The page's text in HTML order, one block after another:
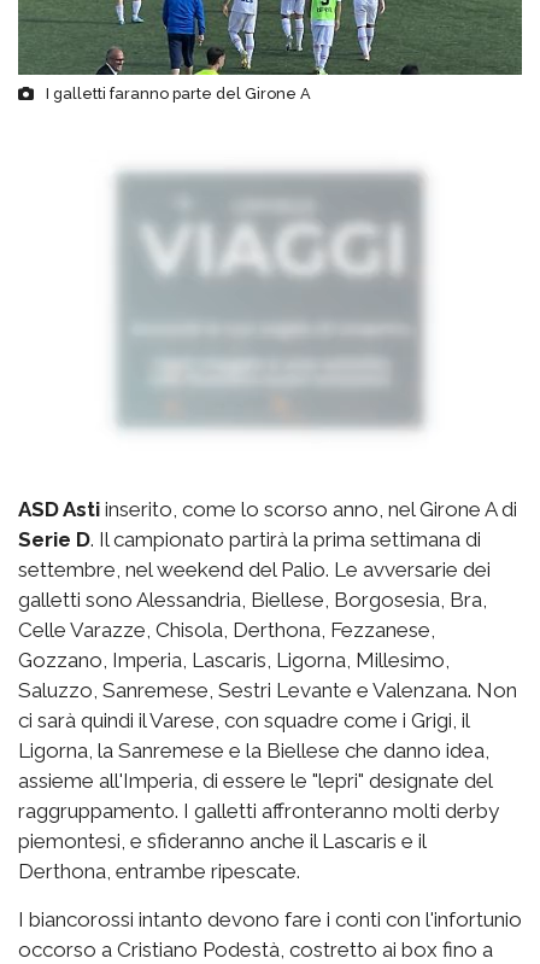
I galletti faranno parte del Girone A
ASD Asti inserito, come lo scorso anno, nel Girone A di
Serie D. Il campionato partirà la prima settimana di
settembre, nel weekend del Palio. Le avversarie dei
galletti sono Alessandria, Biellese, Borgosesia, Bra,
Celle Varazze, Chisola, Derthona, Fezzanese,
Gozzano, Imperia, Lascaris, Ligorna, Millesimo,
Saluzzo, Sanremese, Sestri Levante e Valenzana. Non
ci sarà quindi il Varese, con squadre come i Grigi, il
Ligorna, la Sanremese e la Biellese che danno idea,
assieme all'Imperia, di essere le "lepri" designate del
raggruppamento. I galletti affronteranno molti derby
piemontesi, e sfideranno anche il Lascaris e il
Derthona, entrambe ripescate.
I biancorossi intanto devono fare i conti con l'infortunio
occorso a Cristiano Podestà, costretto ai box fino a